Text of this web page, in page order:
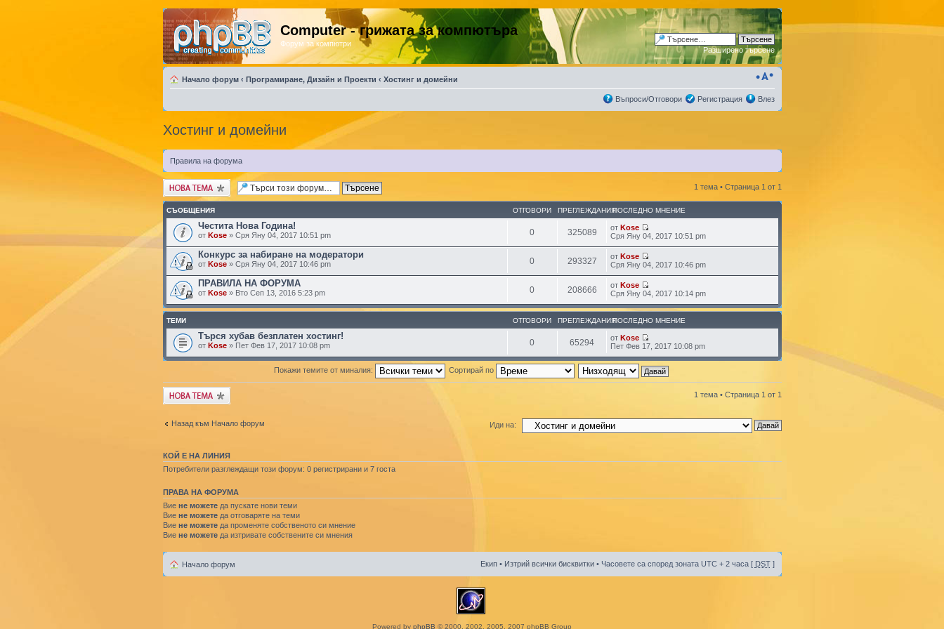
Computer - грижата за компютъра
Форум за компютри
Разширено търсене
Начало форум ‹ Програмиране, Дизайн и Проекти ‹ Хостинг и домейни
Въпроси/Отговори Регистрация Влез
Хостинг и домейни
Правила на форума
Публикувай нова
тема
1 тема • Страница 1 от 1
СЪОБЩЕНИЯ ОТГОВОРИ ПРЕГЛЕЖДАНИЯПОСЛЕДНО МНЕНИЕ
Честита Нова Година!
от Kose» Сря Яну 04, 2017 10:51 pm 0 325089 отKose
Сря Яну 04, 2017 10:51 pm
Конкурс за набиране на модератори
от Kose» Сря Яну 04, 2017 10:46 pm 0 293327 отKose
Сря Яну 04, 2017 10:46 pm
ПРАВИЛА НА ФОРУМА
от Kose» Вто Сеп 13, 2016 5:23 pm 0 208666 отKose
Сря Яну 04, 2017 10:14 pm
ТЕМИ ОТГОВОРИ ПРЕГЛЕЖДАНИЯПОСЛЕДНО МНЕНИЕ
Търся хубав безплатен хостинг!
от Kose» Пет Фев 17, 2017 10:08 pm 0 65294 отKose
Пет Фев 17, 2017 10:08 pm
Покажи темите от миналия: Сортирай по
Публикувай нова
тема
1 тема • Страница 1 от 1
Назад към Начало форум Иди на:
КОЙ Е НА ЛИНИЯ
Потребители разглеждащи този форум: 0 регистрирани и 7 госта
ПРАВА НА ФОРУМА
Вие не можетеда пускате нови теми
Вие не можетеда отговаряте на теми
Вие не можетеда променяте собственото си мнение
Вие не можетеда изтривате собствените си мнения
Начало форум Екип• Изтрий всички бисквитки• Часовете са според зоната UTC + 2 часа [ DST]
Powered by phpBB © 2000, 2002, 2005, 2007 phpBB Group